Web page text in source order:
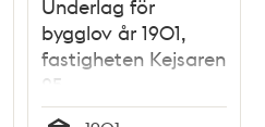
Underlag för
bygglov år 1901,
fastigheten Kejsaren
25